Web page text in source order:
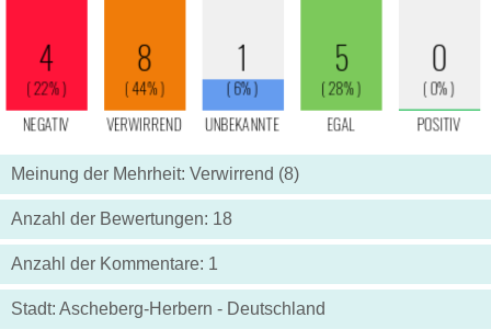
Meinung der Mehrheit: Verwirrend (8)
Anzahl der Bewertungen: 18
Anzahl der Kommentare: 1
Stadt: Ascheberg-Herbern - Deutschland